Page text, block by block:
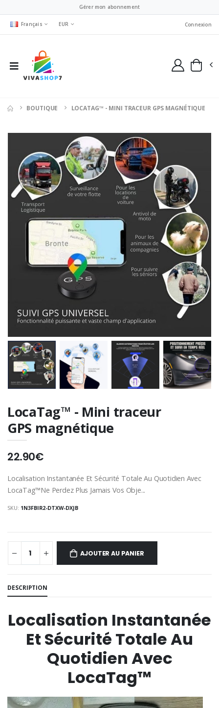
Gérer mon abonnement
Français EUR Connexion
BOUTIQUE LOCATAG™ - MINI TRACEUR GPS MAGNÉTIQUE
LocaTag™ - Mini traceur
GPS magnétique
22.90€
Localisation Instantanée Et Sécurité Totale Au Quotidien Avec
LocaTag™Ne Perdez Plus Jamais Vos Obje...
SKU: 1N3FBIR2-DTXW-DXJB
AJOUTER AU PANIER
DESCRIPTION
Localisation Instantanée
Et Sécurité Totale Au
Quotidien Avec
LocaTag™